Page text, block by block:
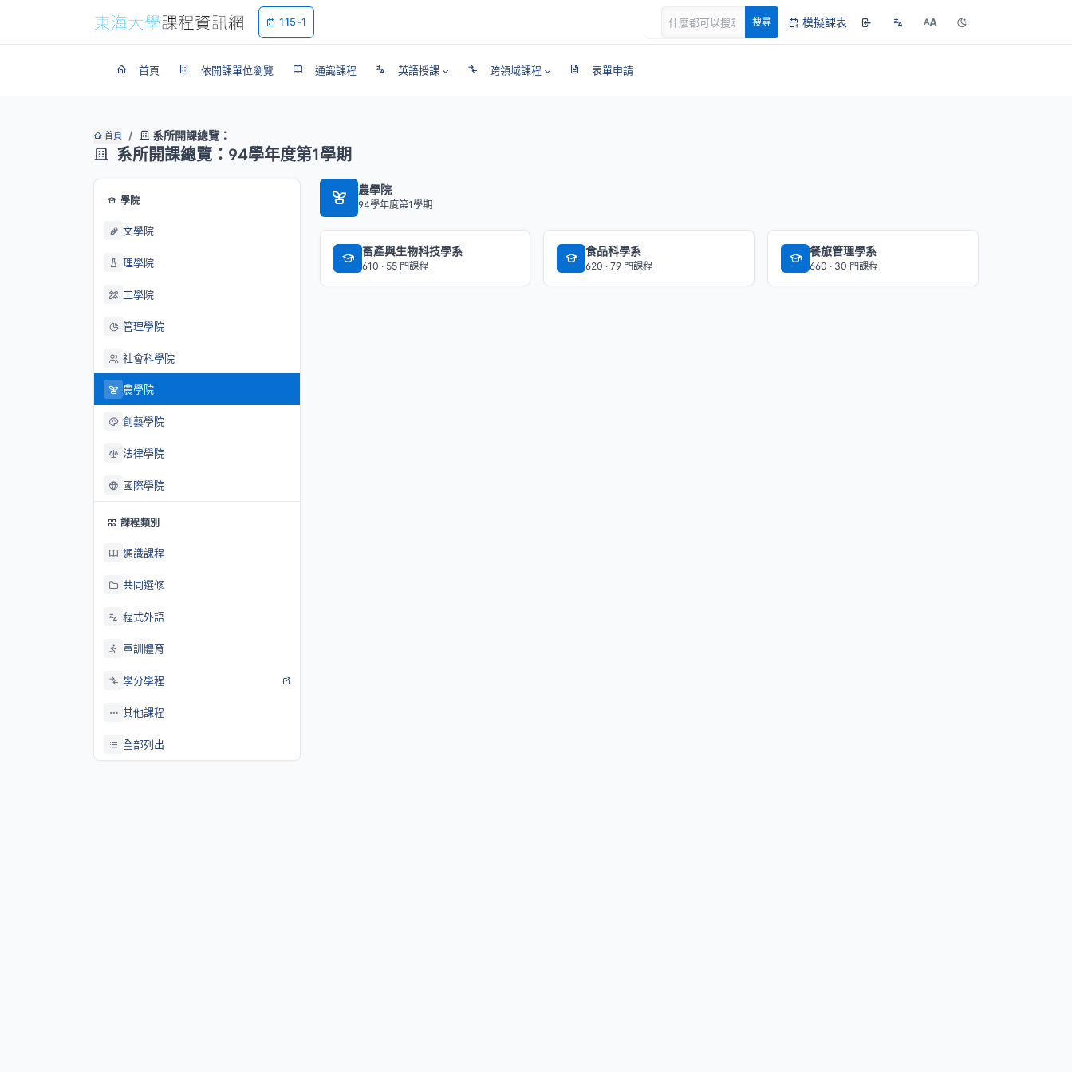
115-1 搜尋 模擬課表 AA
首頁 依開課單位瀏覽 通識課程 英語授課 跨領域課程 表單申請
首頁 系所開課總覽：
系所開課總覽：94學年度第1學期
學院
文學院
理學院
工學院
管理學院
社會科學院
農學院
創藝學院
法律學院
國際學院
課程類別
通識課程
共同選修
程式外語
軍訓體育
學分學程
其他課程
全部列出
農學院
94學年度第1學期
畜產與生物科技學系
610 · 55 門課程
食品科學系
620 · 79 門課程
餐旅管理學系
660 · 30 門課程